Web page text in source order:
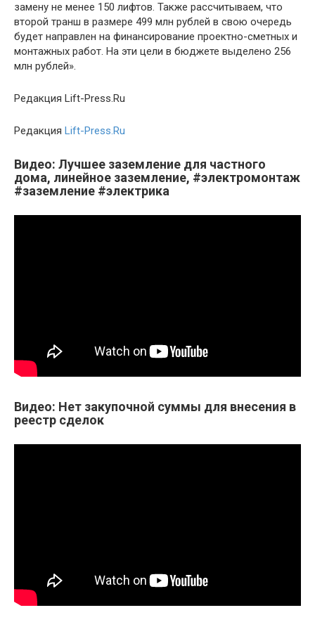
замену не менее 150 лифтов. Также рассчитываем, что
второй транш в размере 499 млн рублей в свою очередь
будет направлен на финансирование проектно-сметных и
монтажных работ. На эти цели в бюджете выделено 256
млн рублей».
Редакция Lift-Press.Ru
Редакция Lift-Press.Ru
Видео: Лучшее заземление для частного
дома, линейное заземление, #электромонтаж
#заземление #электрика
Видео: Нет закупочной суммы для внесения в
реестр сделок